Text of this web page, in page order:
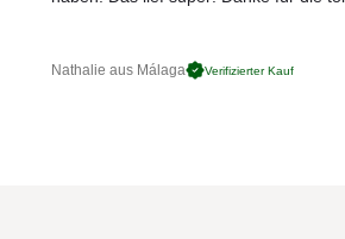
Nathalie aus Málaga Verifizierter Kauf